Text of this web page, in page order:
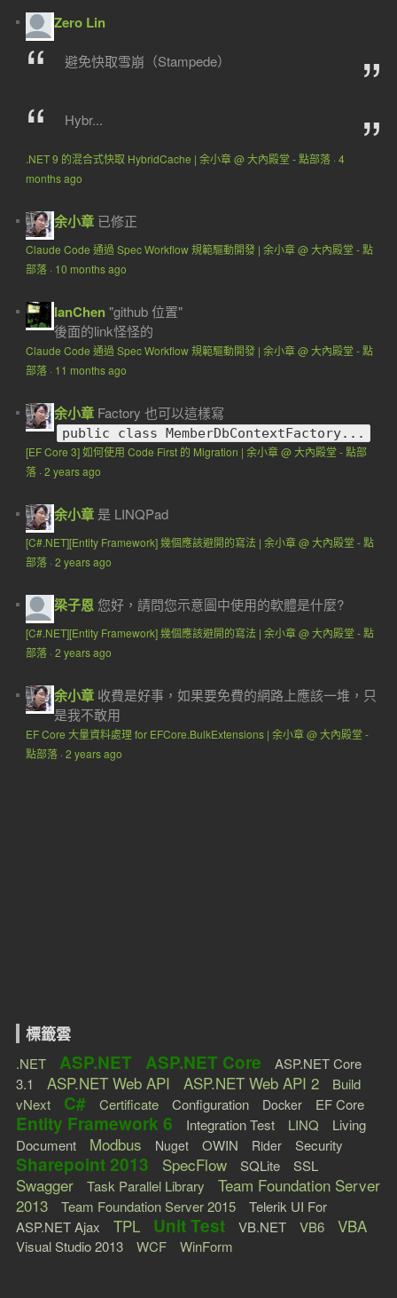
Zero Lin
避免快取雪崩（Stampede）
Hybr...
.NET 9 的混合式快取 HybridCache | 余小章 @ 大內殿堂 - 點部落· 4
months ago
余小章 已修正
Claude Code 通過 Spec Workflow 規範驅動開發 | 余小章 @ 大內殿堂 - 點
部落· 10 months ago
IanChen"github 位置"
後面的link怪怪的
Claude Code 通過 Spec Workflow 規範驅動開發 | 余小章 @ 大內殿堂 - 點
部落· 11 months ago
余小章 Factory 也可以這樣寫
public class MemberDbContextFactory...
[EF Core 3] 如何使用 Code First 的 Migration | 余小章 @ 大內殿堂 - 點部
落· 2 years ago
余小章 是 LINQPad
[C#.NET][Entity Framework] 幾個應該避開的寫法 | 余小章 @ 大內殿堂 - 點
部落· 2 years ago
梁子恩 您好，請問您示意圖中使用的軟體是什麼?
[C#.NET][Entity Framework] 幾個應該避開的寫法 | 余小章 @ 大內殿堂 - 點
部落· 2 years ago
余小章 收費是好事，如果要免費的網路上應該一堆，只
是我不敢用
EF Core 大量資料處理 for EFCore.BulkExtensions | 余小章 @ 大內殿堂 -
點部落· 2 years ago
標籤雲
.NET ASP.NET ASP.NET Core
ASP.NET Core
3.1
ASP.NET Web API ASP.NET Web API 2
Build
vNext
C# Certificate Configuration Docker EF Core
Entity Framework 6 Integration Test LINQ
Living
Document
Modbus Nuget OWIN Rider Security
Sharepoint 2013 SpecFlow SQLite SSL
Swagger Task Parallel Library
Team Foundation Server
2013
Team Foundation Server 2015
Telerik UI For
ASP.NET Ajax
TPL Unit Test VB.NET VB6 VBA
Visual Studio 2013 WCF WinForm